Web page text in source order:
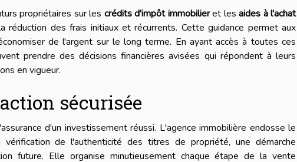
propriétaires sur les crédits d'impôt immobilieret lesaides à l'achat
réduction des frais initiaux et récurrents. Cette guidance permet aux
de l'argent sur le long terme. En ayant accès à toutes ces
prendre des décisions financières avisées qui répondent à leurs
en vigueur.
sécurisée
d'un investissement réussi. L'agence immobilière endosse le
de l'authenticité des titres de propriété, une démarche
future. Elle organise minutieusement chaque étape de la vente